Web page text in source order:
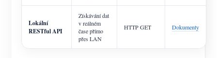
Lokální
RESTful API
Získávání dat
v reálném
čase přímo
přes LAN
HTTP GET Dokumenty